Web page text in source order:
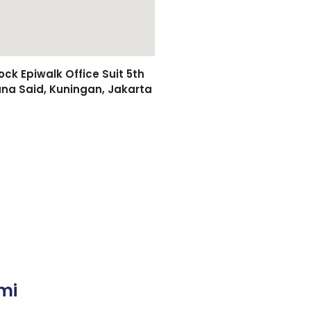
Epiwalk Office Suit 5th
Said, Kuningan, Jakarta